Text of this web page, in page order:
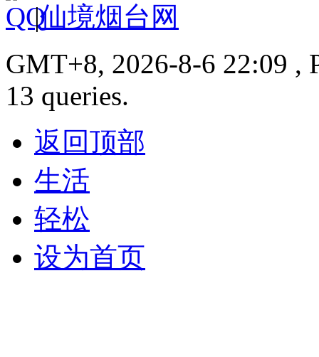
|仙境烟台网
GMT+8, 2026-8-6 22:09 ,
13 queries.
返回顶部
生活
轻松
设为首页